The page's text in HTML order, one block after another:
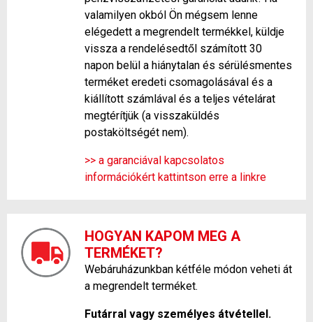
valamilyen okból Ön mégsem lenne
elégedett a megrendelt termékkel, küldje
vissza a rendelésedtől számított 30
napon belül a hiánytalan és sérülésmentes
terméket eredeti csomagolásával és a
kiállított számlával és a teljes vételárat
megtérítjük (a visszaküldés
postaköltségét nem).
>> a garanciával kapcsolatos
információkért kattintson erre a linkre
HOGYAN KAPOM MEG A
TERMÉKET?
Webáruházunkban kétféle módon veheti át
a megrendelt terméket.
Futárral vagy személyes átvétellel.